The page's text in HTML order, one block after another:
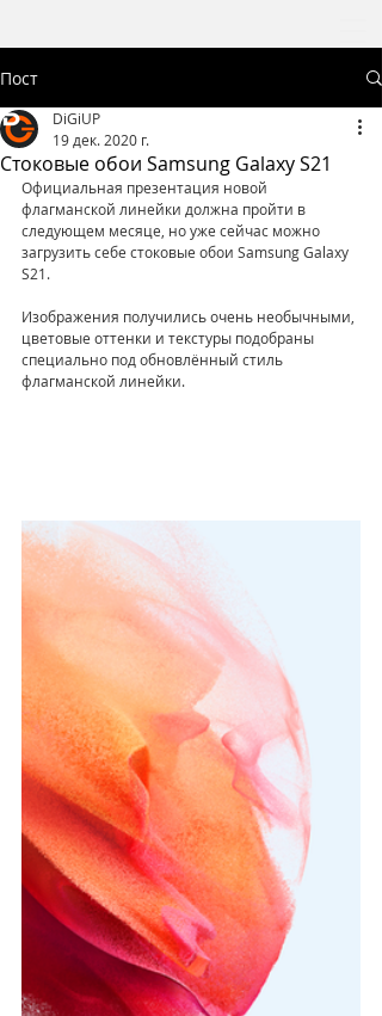
Пост
Cтоковые обои Samsung Galaxy S21
DiGiUP
19 дек. 2020 г.
Официальная презентация новой
флагманской линейки должна пройти в
следующем месяце, но уже сейчас можно
загрузить себе стоковые обои Samsung Galaxy
S21.
Изображения получились очень необычными,
цветовые оттенки и текстуры подобраны
специально под обновлённый стиль
флагманской линейки.